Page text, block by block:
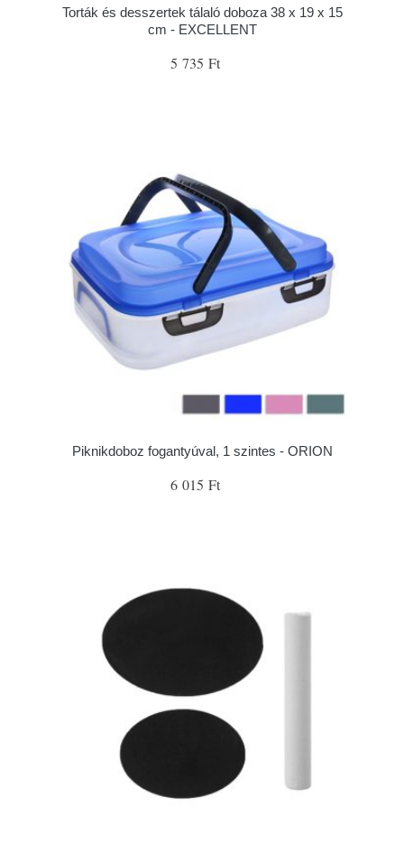
Torták és desszertek tálaló doboza 38 x 19 x 15
cm - EXCELLENT
5 735 Ft
Piknikdoboz fogantyúval, 1 szintes - ORION
6 015 Ft